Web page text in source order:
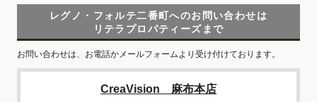
レグノ・フォルテ二番町へのお問い合わせは
リテラプロパティーズまで
お問い合わせは、お電話かメールフォームより受け付けております。
CreaVision 麻布本店